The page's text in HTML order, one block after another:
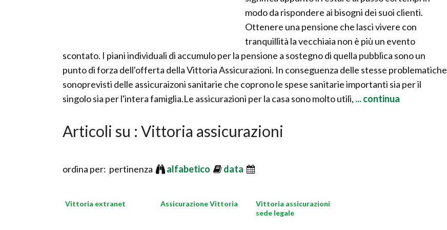
modo da rispondere ai bisogni dei suoi clienti.
Ottenere una pensione che lasci vivere con
tranquillità la vecchiaia non è più un evento
scontato. I piani individuali di accumulo per la pensione a sostegno di quella pubblica sono un
punto di forza dell'offerta della Vittoria Assicurazioni. In conseguenza delle stesse problematiche
sonoprevisti delle assicuraizoni sanitarie che coprono le spese sanitarie importanti sia per il
singolo sia per l'intera famiglia.Le assicurazioni per la casa sono molto utili, ... continua
Articoli su : Vittoria assicurazioni
ordina per: pertinenza alfabetico data
Vittoria extranet Assicurazione Vittoria
Vittoria assicurazioni
sede legale